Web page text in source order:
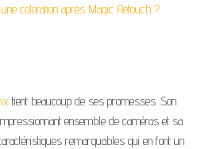
coloration après Magic Retouch ?
tient beaucoup de ses promesses. Son
ensemble de caméras et sa
remarquables qui en font un